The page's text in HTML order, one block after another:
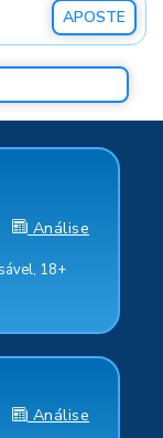
APOSTE
Análise
18+
Análise